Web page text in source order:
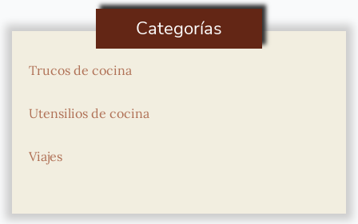
Categorías
Trucos de cocina
Utensilios de cocina
Viajes